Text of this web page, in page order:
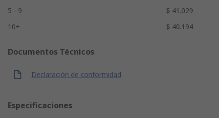
5 - 9
$ 41.029
10+
$ 40.194
Documentos Técnicos
Declaración de conformidad
Especificaciones